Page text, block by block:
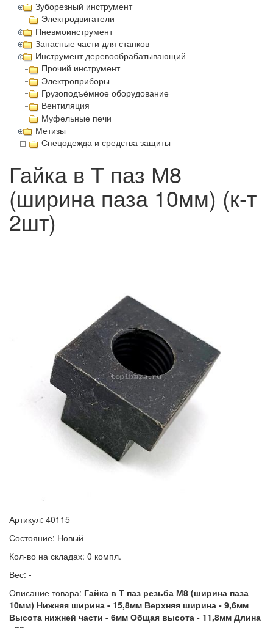
Зуборезный инструмент
Электродвигатели
Пневмоинструмент
Запасные части для станков
Инструмент деревообрабатывающий
Прочий инструмент
Электроприборы
Грузоподъёмное оборудование
Вентиляция
Муфельные печи
Метизы
Спецодежда и средства защиты
Гайка в Т паз М8
(ширина паза 10мм) (к-т
2шт)
Артикул: 40115
Состояние: Новый
Кол-во на складах: 0 компл.
Вес: -
Описание товара: Гайка в Т паз резьба М8 (ширина паза
10мм) Нижняя ширина - 15,8мм Верхняя ширина - 9,6мм
Высота нижней части - 6мм Общая высота - 11,8мм Длина